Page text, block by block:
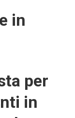
in
per
in